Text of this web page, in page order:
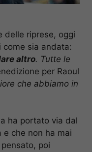
delle riprese, oggi
come sia andata:
altro. Tutte le
per Raoul
che abbiamo in
ha portato via dal
che non ha mai
poi